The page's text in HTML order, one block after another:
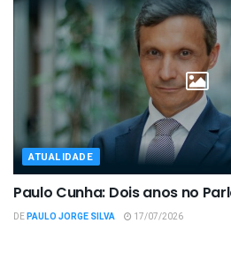
ATUALIDADE
Paulo Cunha: Dois anos no
DEPAULO JORGE SILVA 17/07/2026